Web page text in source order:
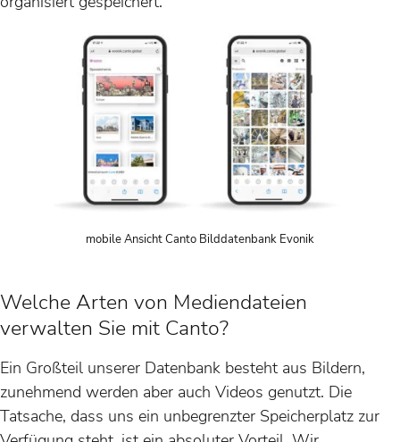
mobile Ansicht Canto Bilddatenbank Evonik
Welche Arten von Mediendateien
verwalten Sie mit Canto?
Ein Großteil unserer Datenbank besteht aus Bildern,
zunehmend werden aber auch Videos genutzt. Die
Tatsache, dass uns ein unbegrenzter Speicherplatz zur